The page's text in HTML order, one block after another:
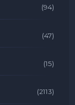
(94)
(47)
(15)
(2113)